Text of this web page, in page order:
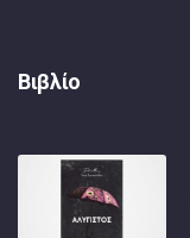
Βιβλίο